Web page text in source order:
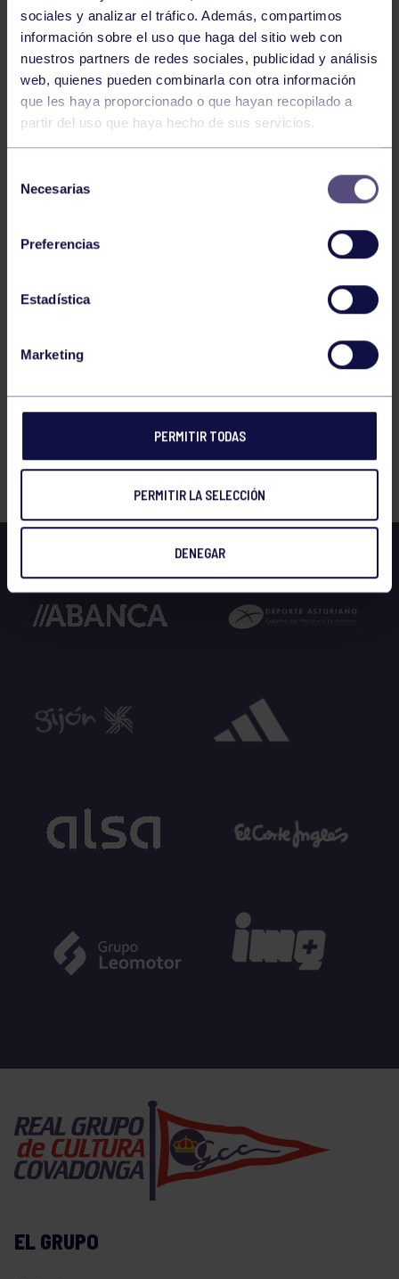
sociales y analizar el tráfico. Además, compartimos
información sobre el uso que haga del sitio web con
nuestros partners de redes sociales, publicidad y análisis
web, quienes pueden combinarla con otra información
que les haya proporcionado o que hayan recopilado a
partir del uso que haya hecho de sus servicios.
Necesarias
Preferencias
Estadística
Marketing
PERMITIR TODAS
PERMITIR LA SELECCIÓN
DENEGAR
25 JUEVES
JUNIO 2026
19:00h BOLOS
RGCC
CTO ASTURIAS AFICIONADOS
24 JUNIO
18:00h
FILTRAR
EL GRUPO